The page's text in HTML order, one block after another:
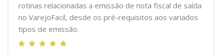
rotinas relacionadas a emissão de nota fiscal de saída
no VarejoFacil, desde os pré-requisitos aos variados
tipos de emissão.